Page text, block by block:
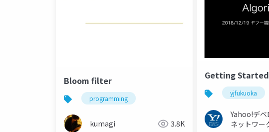
Bloom filter
programming
kumagi 3.8K
Getting
yjfukuoka
Yahoo!デベ
ネットワー